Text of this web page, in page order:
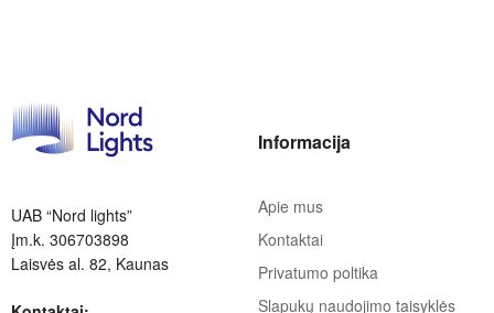
UAB “Nord lights”
Įm.k. 306703898
Laisvės al. 82, Kaunas
Informacija
Apie mus
Kontaktai
Privatumo poltika
Slapukų naudojimo taisyklės